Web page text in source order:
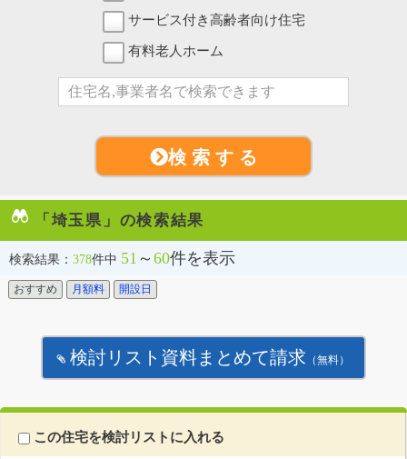
サービス付き高齢者向け住宅
有料老人ホーム
検 索 す る
「埼玉県」の検索結果
検索結果： 378件中 51 ～ 60件を表示
おすすめ 月額料 開設日
検討リスト資料まとめて請求 （無料）
この住宅を検討リストに入れる